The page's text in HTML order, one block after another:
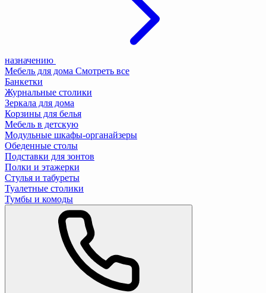
назначению
Мебель для дома Смотреть все
Банкетки
Журнальные столики
Зеркала для дома
Корзины для белья
Мебель в детскую
Модульные шкафы-органайзеры
Обеденные столы
Подставки для зонтов
Полки и этажерки
Стулья и табуреты
Туалетные столики
Тумбы и комоды